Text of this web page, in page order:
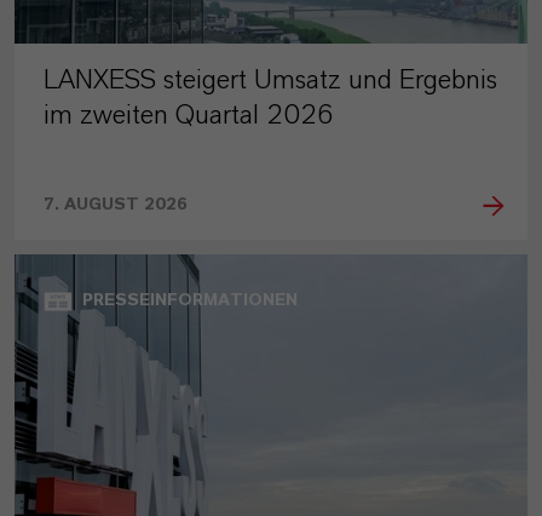
LANXESS steigert Umsatz und Ergebnis
im zweiten Quartal 2026
7. AUGUST 2026
PRESSEINFORMATIONEN